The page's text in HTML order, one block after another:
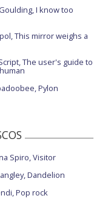
I know too
This mirror weighs a
The user's guide to
Pylon
Spiro, Visitor
Dandelion
Pop rock